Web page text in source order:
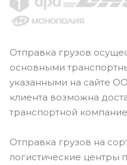
Отправка грузов
основными
указанными на сайте
клиента возможна
транспортной
Отправка грузов на
логистические центры